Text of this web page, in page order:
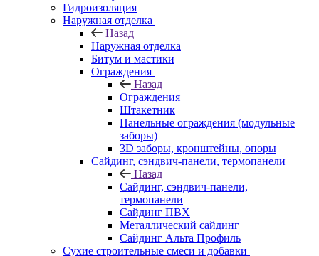
Гидроизоляция
Наружная отделка
Назад
Наружная отделка
Битум и мастики
Ограждения
Назад
Ограждения
Штакетник
Панельные ограждения (модульные
заборы)
3D заборы, кронштейны, опоры
Cайдинг, сэндвич-панели, термопанели
Назад
Cайдинг, сэндвич-панели,
термопанели
Сайдинг ПВХ
Металлический сайдинг
Сайдинг Альта Профиль
Сухие строительные смеси и добавки